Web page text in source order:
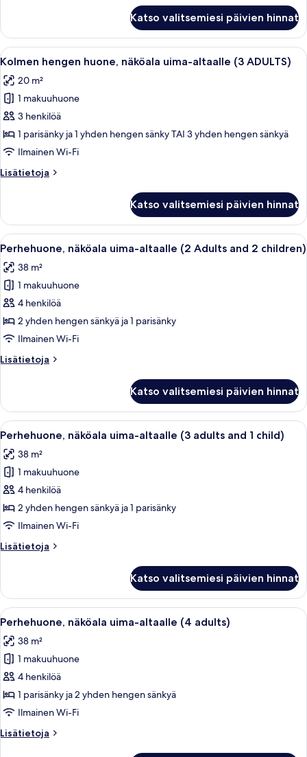
kuvat
huone,
näköala
uima-
2+1
Katso valitsemiesi päivien hinnat
Avaa
kaikki
huonetyypin
Kolmen
hengen
huone,
näköala
altaalle
kuvat
Hotellihuone, jossa on kaksi
8
Kolmen hengen huone, näköala uima-altaalle (3 ADULTS)
20 m²
1 makuuhuone
3 henkilöä
1 parisänky ja 1 yhden hengen sänky TAI 3 yhden hengen sänkyä
Ilmainen Wi-Fi
Lisätietoja
Lisätietoja
huone,
näköala
uima-
(3
ADULTS)
Katso valitsemiesi päivien hinnat
Avaa
kaikki
huonetyypin
Perhehuone,
näköala
uima-
altaalle
Adults
children)
kuvat
Hotellihuone, jossa on suuri sänky,
5
Perhehuone, näköala uima-altaalle (2 Adults and 2 children)
38 m²
1 makuuhuone
4 henkilöä
2 yhden hengen sänkyä ja 1 parisänky
Ilmainen Wi-Fi
Lisätietoja
Lisätietoja
uima-
altaalle
(2
and
2
Katso valitsemiesi päivien hinnat
Avaa
kaikki
huonetyypin
Perhehuone,
näköala
uima-
altaalle
adults
child)
kuvat
Hotellihuone, jossa on suuri sänky,
5
Perhehuone, näköala uima-altaalle (3 adults and 1 child)
38 m²
1 makuuhuone
4 henkilöä
2 yhden hengen sänkyä ja 1 parisänky
Ilmainen Wi-Fi
Lisätietoja
Lisätietoja
uima-
altaalle
(3
and
Katso valitsemiesi päivien hinnat
Avaa
kaikki
huonetyypin
Perhehuone,
näköala
uima-
altaalle
adults)
Hotellihuone, jossa on suuri sänky,
5
Perhehuone, näköala uima-altaalle (4 adults)
38 m²
1 makuuhuone
4 henkilöä
1 parisänky ja 2 yhden hengen sänkyä
Ilmainen Wi-Fi
Lisätietoja
Lisätietoja